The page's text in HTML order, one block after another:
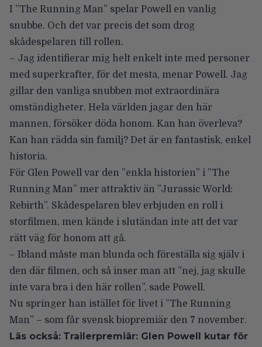
I ”The Running Man” spelar Powell en vanlig
snubbe. Och det var precis det som drog
skådespelaren till rollen.
– Jag identifierar mig helt enkelt inte med personer
med superkrafter, för det mesta, menar Powell. Jag
gillar den vanliga snubben mot extraordinära
omständigheter. Hela världen jagar den här
mannen, försöker döda honom. Kan han överleva?
Kan han rädda sin familj? Det är en fantastisk, enkel
historia.
För Glen Powell var den ”enkla historien” i ”The
Running Man” mer attraktiv än ”Jurassic World:
Rebirth”. Skådespelaren blev erbjuden en roll i
storfilmen, men kände i slutändan inte att det var
rätt väg för honom att gå.
– Ibland måste man blunda och föreställa sig själv i
den där filmen, och så inser man att ”nej, jag skulle
inte vara bra i den här rollen”, sade Powell.
Nu springer han istället för livet i ”The Running
Man” – som får svensk biopremiär den 7 november.
Läs också: Trailerpremiär: Glen Powell kutar för